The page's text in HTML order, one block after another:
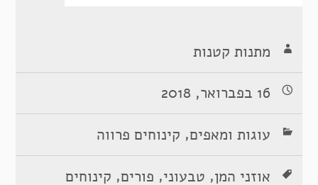
מתנות קטנות
16 בפברואר, 2018
עוגות ומאפים, קינוחים פרווה
אוזני המן, טבעוני, פורים, קינוחים